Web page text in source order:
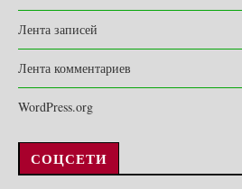
Лента записей
Лента комментариев
WordPress.org
СОЦСЕТИ